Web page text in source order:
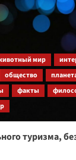
мир
общество
факты
туризма,